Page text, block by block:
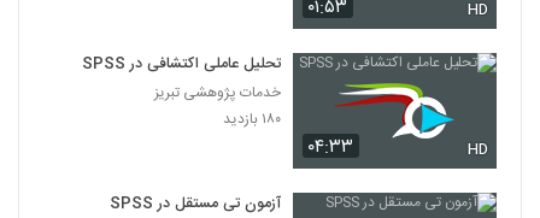
۰۱:۵۳ HD
۰۴:۳۳ HD
تحلیل عاملی اکتشافی در SPSS
خدمات پژوهشی تبریز
۱۸۰ بازدید
آزمون تی مستقل در SPSS